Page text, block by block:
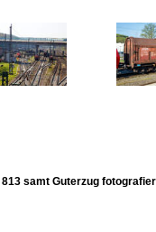
samt Guterzug